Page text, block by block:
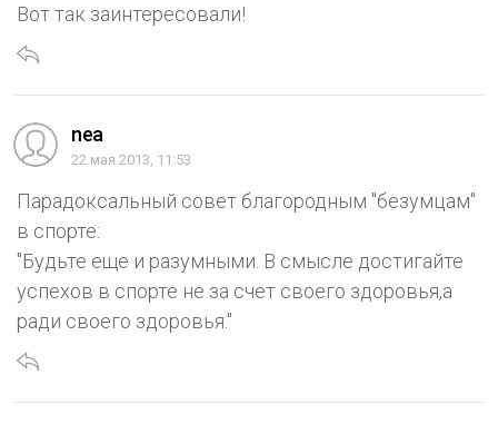
Вот так заинтересовали!
nea
22 мая 2013, 11:53
Парадоксальный совет благородным "безумцам"
в спорте:
"Будьте еще и разумными. В смысле достигайте
успехов в спорте не за счет своего здоровья,а
ради своего здоровья."